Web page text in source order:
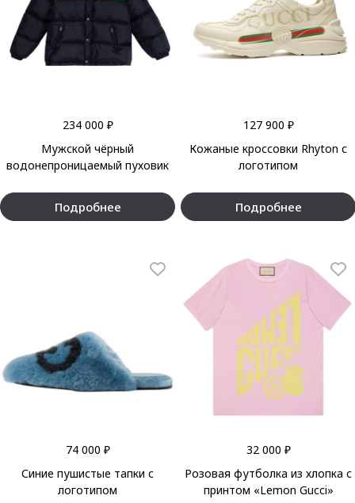
234 000 ₽
Мужской чёрный
водонепроницаемый пуховик
Подробнее
127 900 ₽
Кожаные кроссовки Rhyton с
логотипом
Подробнее
74 000 ₽
Синие пушистые тапки с
логотипом
32 000 ₽
Розовая футболка из хлопка с
принтом «Lemon Gucci»